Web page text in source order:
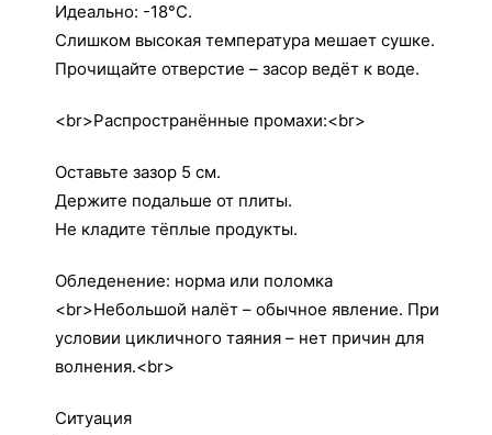
Идеально: -18°C.
Слишком высокая температура мешает сушке.
Прочищайте отверстие – засор ведёт к воде.
<br>Распространённые промахи:<br>
Оставьте зазор 5 см.
Держите подальше от плиты.
Не кладите тёплые продукты.
Обледенение: норма или поломка
<br>Небольшой налёт – обычное явление. При
условии цикличного таяния – нет причин для
волнения.<br>
Ситуация